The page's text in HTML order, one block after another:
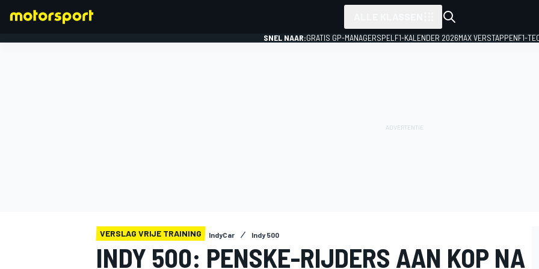
SNEL NAAR:GRATIS GP-MANAGERSPEL F1-KALENDER 2026MAX VERSTAPPENF1-
VERSLAG VRIJE TRAINING IndyCar Indy 500
INDY 500: PENSKE-RIJDERS AAN KOP NA